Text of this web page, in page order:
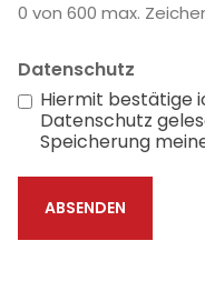
0 von 600 max.
Datenschutz
Hiermit bestätige
Datenschutz
Speicherung